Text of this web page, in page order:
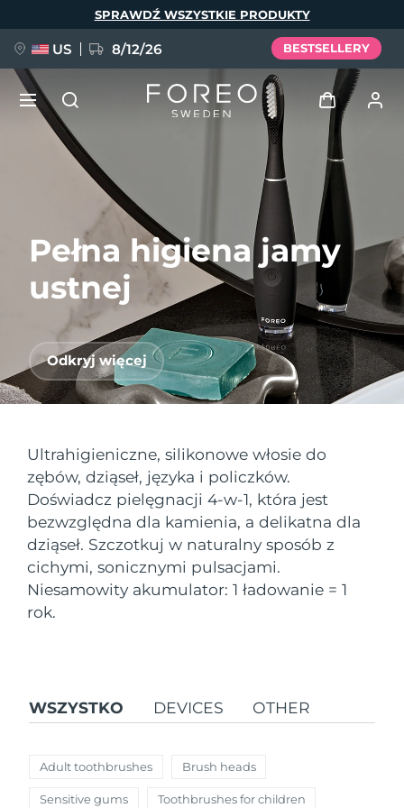
Pełna higiena jamy
ustnej
Odkryj więcej
Ultrahigieniczne, silikonowe włosie do
zębów, dziąseł, języka i policzków.
Doświadcz pielęgnacji 4-w-1, która jest
bezwzględna dla kamienia, a delikatna dla
dziąseł. Szczotkuj w naturalny sposób z
cichymi, sonicznymi pulsacjami.
Niesamowity akumulator: 1 ładowanie = 1
rok.
WSZYSTKO DEVICES OTHER
Adult toothbrushes Brush heads
Sensitive gums Toothbrushes for children
SPRAWDŹ WSZYSTKIE PRODUKTY
US 8/12/26 BESTSELLERY
Zaloguj
Profil użytkownika
Moje urządzenia
Moje zamówienia
Moje adresy
Moje subskrypcje
NOWOŚĆ
FAQ™ Pure Beauty-Tech Elixir
BREAKING NEWS
issa™ Teeth Whitening Set
FAQ™ Dual LED Panel
POPULARNY
English Deutsch
Español
Français
Português
Polski
Svenska
Русский
Türkçe
简体中文 繁體中文
Kraj dostawy
Stany Zjednoczone
Oczekiwany czas dostawy
Wielka Brytania
Oczekiwany czas dostawy
8/11/26
Hiszpania
Oczekiwany czas dostawy
8/11/26
Kanada